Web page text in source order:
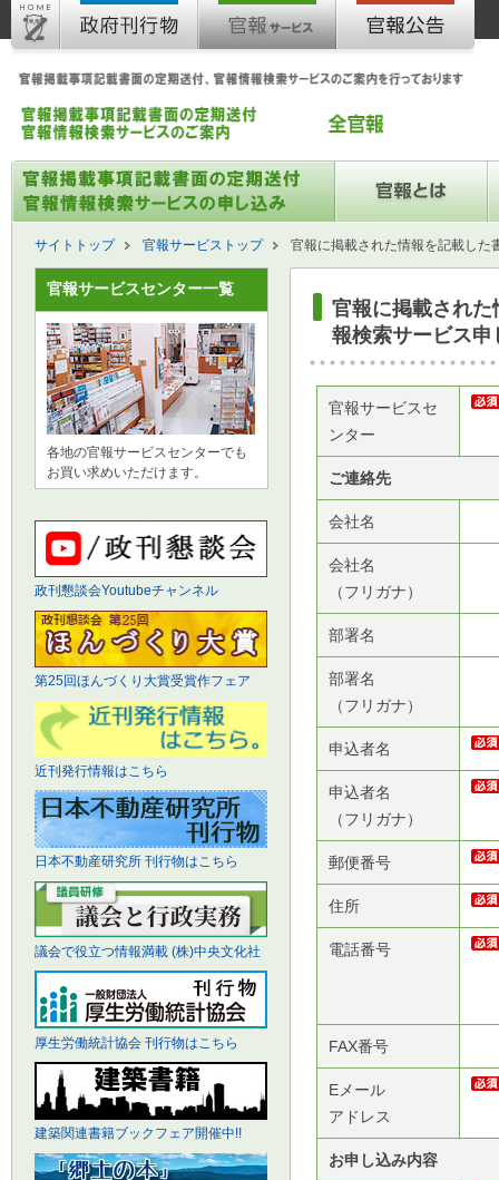
サイトトップ 官報サービストップ 官報に掲載された情報を記載した
官報に掲載され
報検索サービス申
官報サービスセ
ンター
ご連絡先
会社名
会社名
（フリガナ）
部署名
部署名
（フリガナ）
申込者名
申込者名
（フリガナ）
郵便番号
住所
電話番号
FAX番号
Eメール
アドレス
お申し込み内容
官報サービスセンター一覧
各地の官報サービスセンターでも
お買い求めいただけます。
政刊懇談会Youtubeチャンネル
第25回ほんづくり大賞受賞作フェア
近刊発行情報はこちら
日本不動産研究所 刊行物はこちら
議会で役立つ情報満載 (株)中央文化社
厚生労働統計協会 刊行物はこちら
建築関連書籍ブックフェア開催中!!